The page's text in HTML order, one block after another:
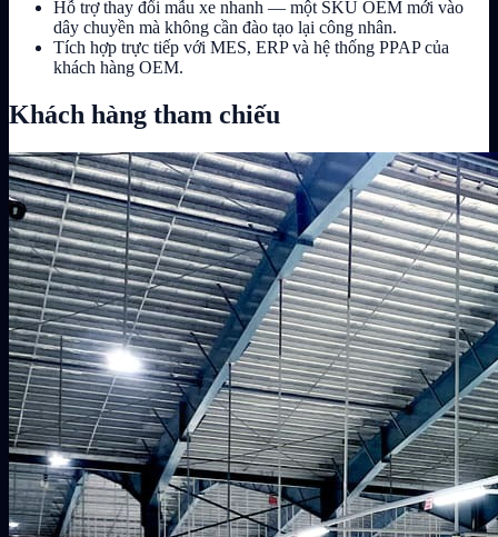
Hỗ trợ thay đổi mẫu xe nhanh — một SKU OEM mới vào
dây chuyền mà không cần đào tạo lại công nhân.
Tích hợp trực tiếp với MES, ERP và hệ thống PPAP của
khách hàng OEM.
Khách hàng tham chiếu